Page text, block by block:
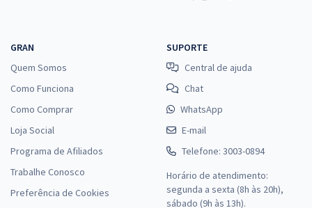
GRAN
Quem Somos
Como Funciona
Como Comprar
Loja Social
Programa de Afiliados
Trabalhe Conosco
Preferência de Cookies
SUPORTE
Central de ajuda
Chat
WhatsApp
E-mail
Telefone: 3003-0894
Horário de atendimento:
segunda a sexta (8h às 20h),
sábado (9h às 13h).